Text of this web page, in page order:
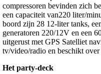
compressoren bevinden zich
een capaciteit van220 liter/
boord zijn 28 12-liter tanks,
generatoren 220/12V en een
uitgerust met GPS Satelliet
tv/video/radio en beschikt
Het party-deck